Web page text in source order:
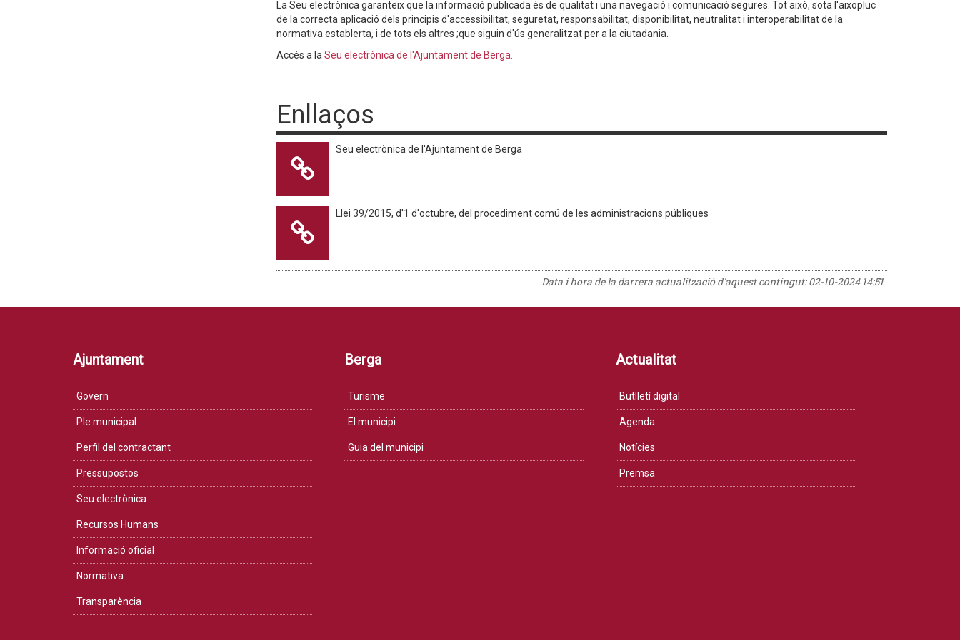
La Seu electrònica garanteix que la informació publicada és de qualitat i una navegació i comunicació segures. Tot això, sota l'aixopluc
de la correcta aplicació dels principis d'accessibilitat, seguretat, responsabilitat, disponibilitat, neutralitat i interoperabilitat de la
normativa establerta, i de tots els altres ;que siguin d'ús generalitzat per a la ciutadania.
Accés a la Seu electrònica de l'Ajuntament de Berga.
Enllaços
Seu electrònica de l'Ajuntament de Berga
Llei 39/2015, d'1 d'octubre, del procediment comú de les administracions públiques
Data i hora de la darrera actualització d'aquest contingut:02-10-2024 14:51
Ajuntament
Govern
Ple municipal
Perfil del contractant
Pressupostos
Seu electrònica
Recursos Humans
Informació oficial
Normativa
Transparència
Berga
Turisme
El municipi
Guia del municipi
Actualitat
Butlletí digital
Agenda
Notícies
Premsa